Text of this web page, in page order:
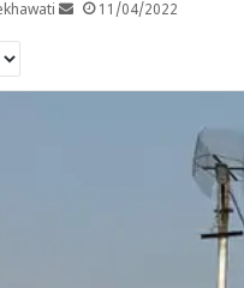
11/04/2022